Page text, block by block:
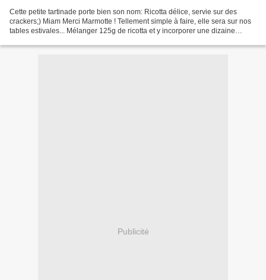
Cette petite tartinade porte bien son nom: Ricotta délice, servie sur des
crackers;) Miam Merci Marmotte ! Tellement simple à faire, elle sera sur nos
tables estivales... Mélanger 125g de ricotta et y incorporer une dizaine
Publicité